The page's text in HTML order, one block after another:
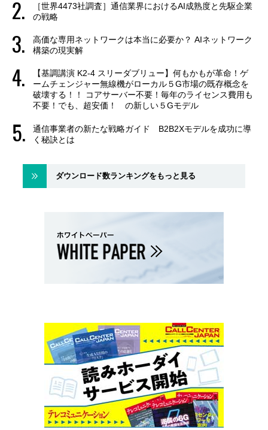
［世界4473社調査］通信業界におけるAI成熟度と先駆企業
の戦略
高価な専用ネットワークは本当に必要か？ AIネットワーク
構築の現実解
【基調講演 K2-4 スリーダブリュー】何もかもが革命！ゲ
ームチェンジャー無線機がローカル５G市場の既存概念を
破壊する！！ コアサーバー不要！毎年のライセンス費用も
不要！でも、超安価！ の新しい５Gモデル
通信事業者の新たな戦略ガイド B2B2Xモデルを成功に導
く秘訣とは
ダウンロード数ランキングをもっと見る